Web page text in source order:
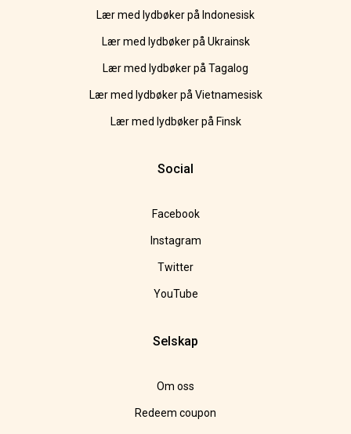
Lær med lydbøker på Indonesisk
Lær med lydbøker på Ukrainsk
Lær med lydbøker på Tagalog
Lær med lydbøker på Vietnamesisk
Lær med lydbøker på Finsk
Social
Facebook
Instagram
Twitter
YouTube
Selskap
Om oss
Redeem coupon